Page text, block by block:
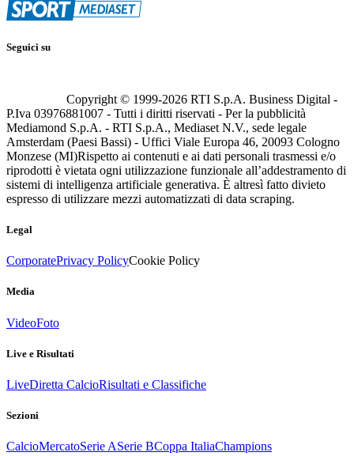
Seguici su
Copyright © 1999-2026 RTI S.p.A. Business Digital -
P.Iva 03976881007 - Tutti i diritti riservati - Per la pubblicità
Mediamond S.p.A. - RTI S.p.A., Mediaset N.V., sede legale
Amsterdam (Paesi Bassi) - Uffici Viale Europa 46, 20093 Cologno
Monzese (MI)Rispetto ai contenuti e ai dati personali trasmessi e/o
riprodotti è vietata ogni utilizzazione funzionale all’addestramento di
sistemi di intelligenza artificiale generativa. È altresì fatto divieto
espresso di utilizzare mezzi automatizzati di data scraping.
Legal
CorporatePrivacy PolicyCookie Policy
Media
VideoFoto
Live e Risultati
LiveDiretta CalcioRisultati e Classifiche
Sezioni
CalcioMercatoSerie ASerie BCoppa ItaliaChampions